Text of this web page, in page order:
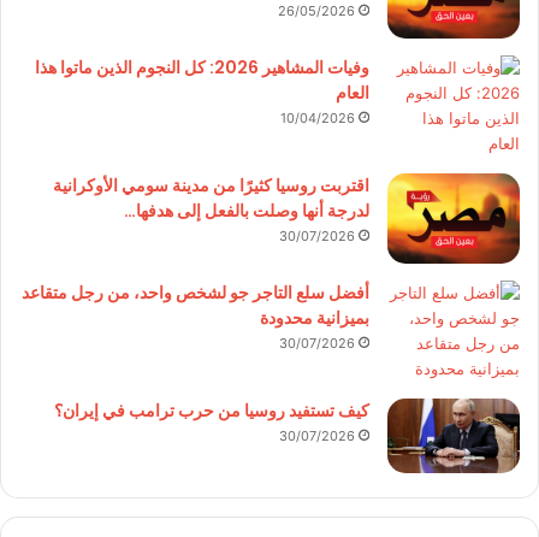
26/05/2026
وفيات المشاهير 2026: كل النجوم الذين ماتوا هذا
العام
10/04/2026
اقتربت روسيا كثيرًا من مدينة سومي الأوكرانية
لدرجة أنها وصلت بالفعل إلى هدفها…
30/07/2026
أفضل سلع التاجر جو لشخص واحد، من رجل متقاعد
بميزانية محدودة
30/07/2026
كيف تستفيد روسيا من حرب ترامب في إيران؟
30/07/2026